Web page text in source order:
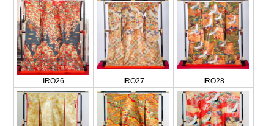
IRO26 IRO27 IRO28